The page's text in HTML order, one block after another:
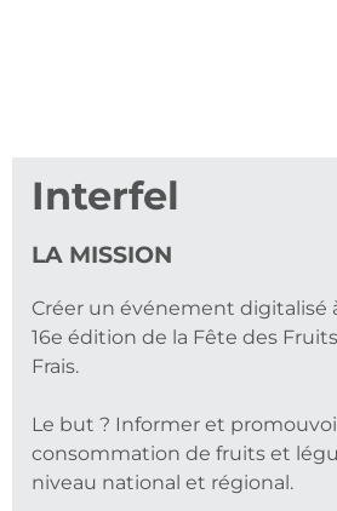
Interfel
LA MISSION
Créer un événement digitalisé
16e édition de la Fête des
Frais.
Le but ? Informer et
consommation de fruits et
niveau national et régional.